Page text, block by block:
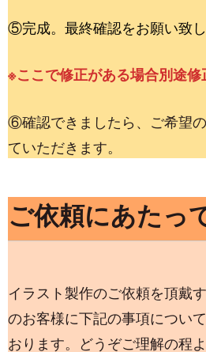
⑤完成。最終確認をお願い致し
※ここで修正がある場合別途修
⑥確認できましたら、ご希望
ていただきます。
ご依頼にあたっ
イラスト製作のご依頼を頂戴
のお客様に下記の事項につい
おります。どうぞご理解の程